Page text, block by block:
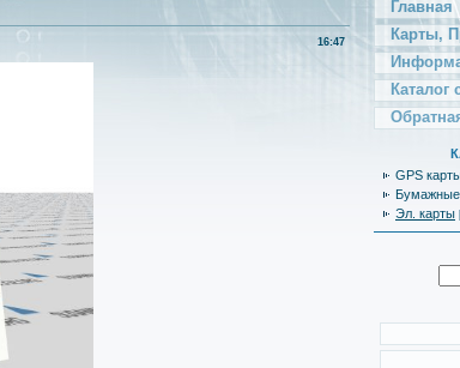
16:47
Главная
Карты,
Каталог
GPS
Эл. карты